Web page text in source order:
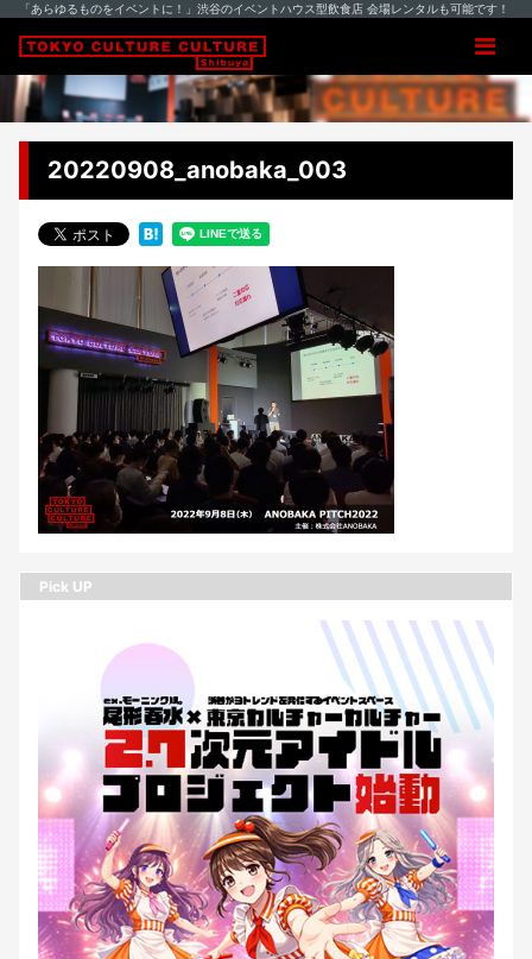
「あらゆるものをイベントに！」渋谷のイベントハウス型飲食店 会場レンタルも可能です！
20220908_anobaka_003
Pick UP